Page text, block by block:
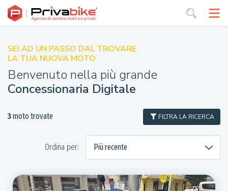
SEI AD UN PASSO DAL TROVARE
LA TUA NUOVA MOTO
Benvenuto nella più grande
Concessionaria Digitale
3moto trovate FILTRA LA RICERCA
Ordina per: